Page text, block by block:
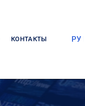
КОНТАКТЫ РУ